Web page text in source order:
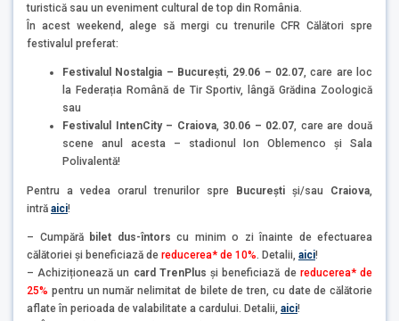
turistică sau un eveniment cultural de top din România.
În acest weekend, alege să mergi cu trenurile CFR Călători spre
festivalul preferat:
Festivalul Nostalgia – București 29 06 – 02.07 , care are loc
la Federația Română de Tir Sportiv, lângă Grădina Zoologică
sau
Festivalul IntenCity – Craiova, 30 06 – 02.07 , care are două
scene anul acesta – stadionul Ion Oblemenco și Sala
Polivalentă!
Pentru a vedea orarul trenurilor spre București și/sau Craiova,
intră aici!
– Cumpărăbilet dus-întors cu minim o zi înainte de efectuarea
călătoriei și beneficiază de reducerea* de 10%. Detalii, aici!
– Achiziționează un card TrenPlus și beneficiază de reducerea* de
25% pentru un număr nelimitat de bilete de tren, cu date de călătorie
aflate în perioada de valabilitate a cardului. Detalii, aici!